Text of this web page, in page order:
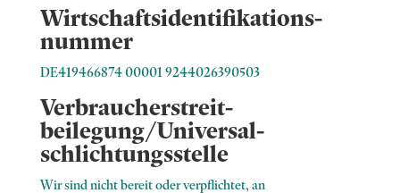
Wirtschafts­identifikations­
nummer
DE419466874 00001 9244026390503
Verbraucher­streit­
beilegung/Universal­
schlichtungs­stelle
Wir sind nicht bereit oder verpflichtet, an